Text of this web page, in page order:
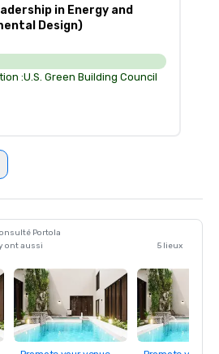
in Energy and
Design)
:U.S. Green Building Council
Portola
ont aussi
5 lieux